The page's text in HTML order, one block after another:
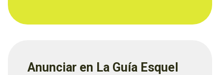
Anunciar en La Guía Esquel